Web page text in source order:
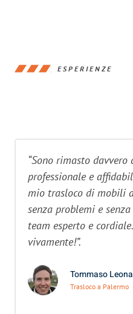
ESPERIENZE
“Sono rimasto
professionale e
mio trasloco di mobili
senza problemi e
team esperto e
vivamente!”.
Tommaso
Trasloco a Palermo